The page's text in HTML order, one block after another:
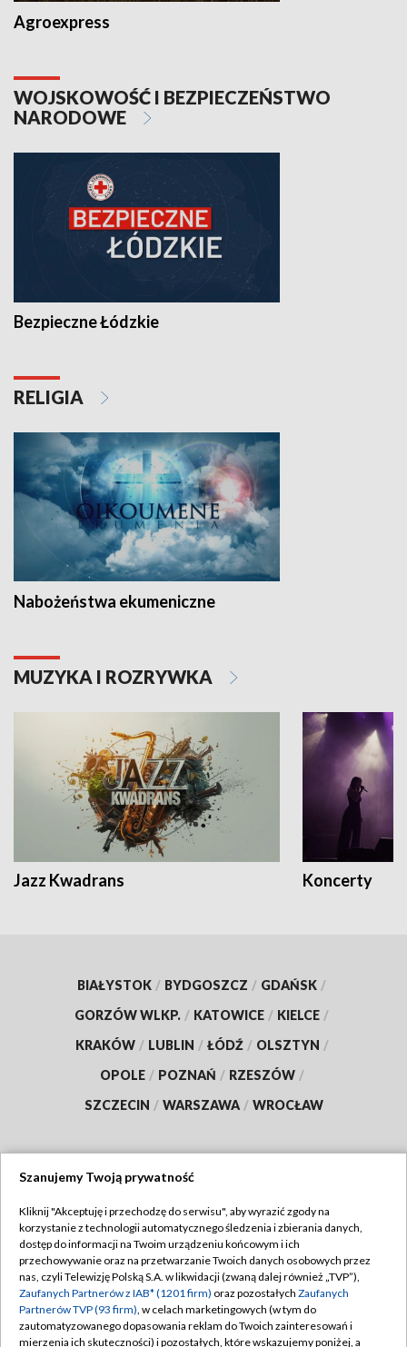
Agroexpress
WOJSKOWOŚĆ I BEZPIECZEŃSTWO
NARODOWE
Bezpieczne Łódzkie
RELIGIA
Nabożeństwa ekumeniczne
MUZYKA I ROZRYWKA
Jazz Kwadrans Koncerty
BIAŁYSTOK / BYDGOSZCZ / GDAŃSK /
GORZÓW WLKP. / KATOWICE / KIELCE /
KRAKÓW / LUBLIN / ŁÓDŹ / OLSZTYN /
OPOLE / POZNAŃ / RZESZÓW /
SZCZECIN / WARSZAWA / WROCŁAW
TVP
Abonament TVP
Emisja w TVP
Centrum informacji TVP
Regulamin TVP
Polityka prywatności
Moje zgody
Szanujemy Twoją prywatność
Kliknij "Akceptuję i przechodzę do serwisu", aby wyrazić zgody na
korzystanie z technologii automatycznego śledzenia i zbierania danych,
dostęp do informacji na Twoim urządzeniu końcowym i ich
przechowywanie oraz na przetwarzanie Twoich danych osobowych przez
nas, czyli Telewizję Polską S.A. w likwidacji (zwaną dalej również „TVP”),
Zaufanych Partnerów z IAB* (1201 firm) oraz pozostałych Zaufanych
Partnerów TVP (93 firm), w celach marketingowych (w tym do
zautomatyzowanego dopasowania reklam do Twoich zainteresowań i
mierzenia ich skuteczności) i pozostałych, które wskazujemy poniżej, a